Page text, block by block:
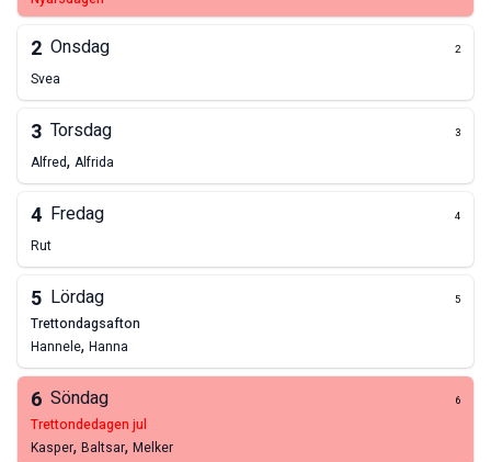
2 Onsdag 2
Svea
3 Torsdag 3
Alfred, Alfrida
4 Fredag 4
Rut
5 Lördag 5
trettondagsafton
Hannele, Hanna
6 Söndag 6
trettondedagen jul
Kasper, Baltsar, Melker